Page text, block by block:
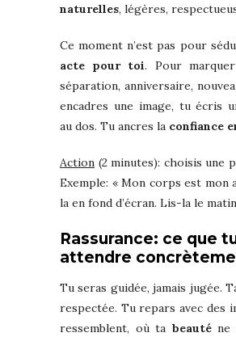
naturelles, légères,
Ce moment n’est pas pour
acte pour toi. Pour
séparation, anniversaire,
encadres une image, tu écris
au dos. Tu ancres la confiance
Action (2 minutes): choisis une
Exemple: « Mon corps est mon
la en fond d’écran. Lis-la le
Rassurance: ce que
attendre
Tu seras guidée, jamais jugée.
respectée. Tu repars avec des
ressemblent, où ta beauténe